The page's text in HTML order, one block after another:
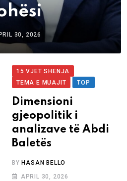
30, 2026
15 VJET SHENJA
TEMA E MUAJIT
TOP
Dimensioni
gjeopolitik i
analizave të Abdi
Baletës
BY HASAN BELLO
APRIL 30, 2026